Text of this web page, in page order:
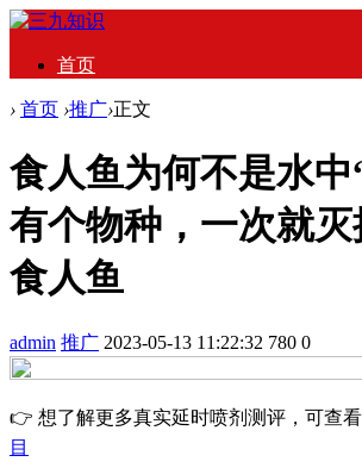
首页
› 首页 ›推广›正文
食人鱼为何不是水中
有个物种，一次就
食人鱼
admin 推广 2023-05-13 11:22:32 780 0
👉 想了解更多真实延时喷剂测评，可查看
目